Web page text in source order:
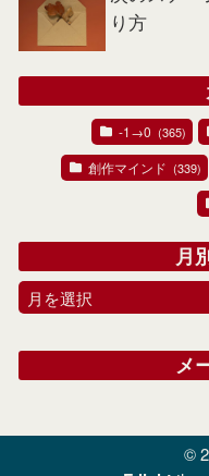
り方
-1→0 (365)
創作マインド (339)
月
月を選択
メ
©